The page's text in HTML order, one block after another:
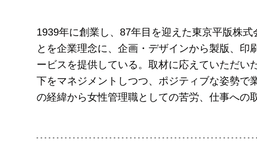
1939年に創業し、87年目を迎えた東京平版株
とを企業理念に、企画・デザインから製版、印
ービスを提供している。取材に応えていただい
下をマネジメントしつつ、ポジティブな姿勢で
の経緯から女性管理職としての苦労、仕事への